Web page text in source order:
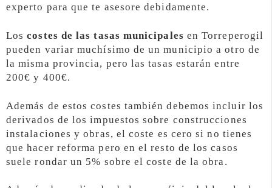
experto para que te asesore debidamente.
Loscostes de las tasas municipales en Torreperogil
pueden variar muchísimo de un municipio a otro de
la misma provincia, pero las tasas estarán entre
200€ y 400€.
Además de estos costes también debemos incluir los
derivados de los impuestos sobre construcciones
instalaciones y obras, el coste es cero si no tienes
que hacer reforma pero en el resto de los casos
suele rondar un 5% sobre el coste de la obra.